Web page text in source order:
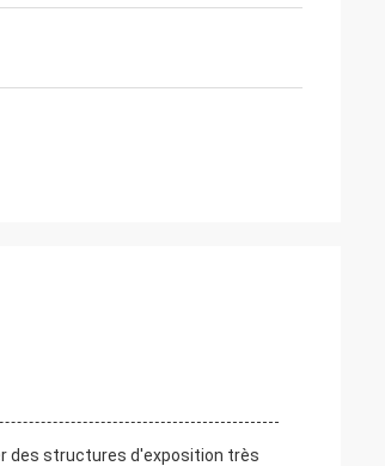
des structures d'exposition très